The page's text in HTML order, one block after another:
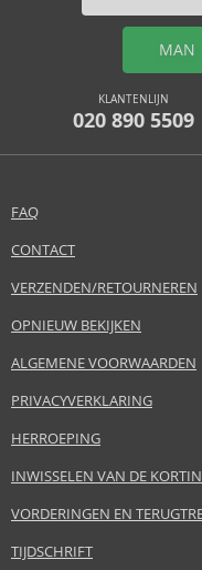
MAN
KLANTENLIJN
020 890 5509
FAQ
CONTACT
VERZENDEN/RETOURNEREN
OPNIEUW BEKIJKEN
ALGEMENE VOORWAARDEN
PRIVACYVERKLARING
HERROEPING
INWISSELEN VAN DE
VORDERINGEN EN
TIJDSCHRIFT